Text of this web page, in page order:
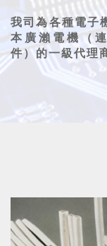
我司為各種電子
本廣瀨電機（
件）的一級代理